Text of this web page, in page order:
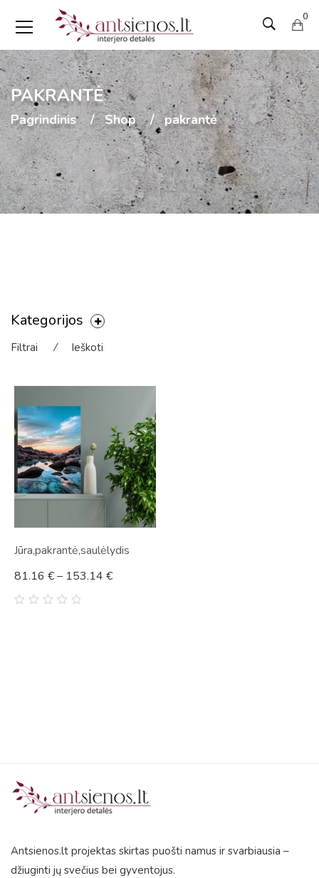
0
PAKRANTĖ
Pagrindinis Shop pakrantė
Kategorijos
Filtrai ⁄ Ieškoti
Jūra,pakrantė,saulėlydis
81.16 €– 153.14 €
Antsienos.lt projektas skirtas puošti namus ir svarbiausia –
džiuginti jų svečius bei gyventojus.